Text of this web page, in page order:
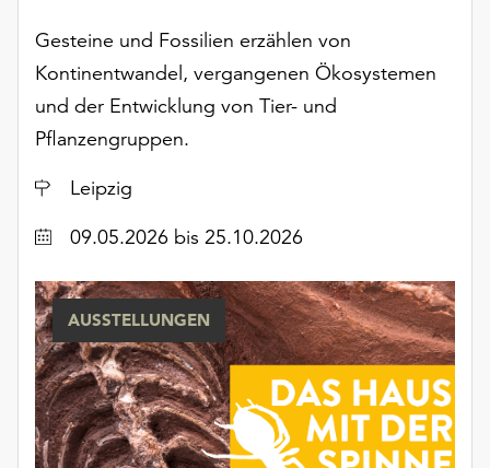
die
Schaltfläche
„Auswählen“.
Weitere
Informationen
Sie
unserer
oder
dem
Impressum
Gesteine und Fossilien erzählen von
Kontinentwandel, vergangenen Ökosystemen
und der Entwicklung von Tier- und
Pflanzengruppen.
Ort
Leipzig
Datum09.05.2026 bis 25.10.2026
AUSSTELLUNGEN